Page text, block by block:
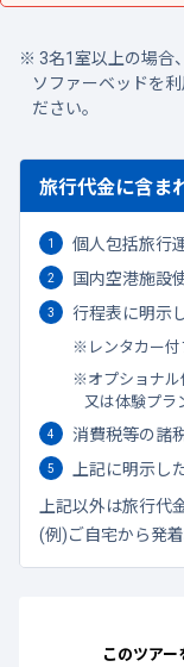
3名1室以上の場合
ソファーベッドを
ださい。
旅行代金に含ま
個人包括旅行
国内空港施設
行程表に明示
レンタカー
オプショナ
又は体験プラ
消費税等の諸
上記に明示し
上記以外は旅行代
(例)ご自宅から発
このツア